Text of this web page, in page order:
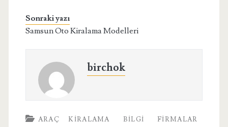
Sonraki yazı
Samsun Oto Kiralama Modelleri
birchok
ARAÇ KIRALAMA BILGI
FIRMALAR